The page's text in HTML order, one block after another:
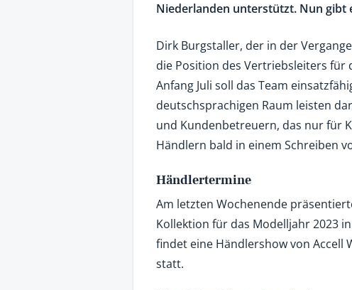
Niederlanden unterstützt. Nun gibt
Dirk Burgstaller, der in der
die Position des Vertriebsleiters für
Anfang Juli soll das Team
deutschsprachigen Raum leisten
und Kundenbetreuern, das nur für
Händlern bald in einem Schreiben
Händlertermine
Am letzten Wochenende
Kollektion für das Modelljahr 2023
findet eine Händlershow von Accell
statt.